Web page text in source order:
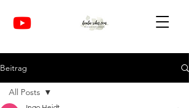
Beitrag
All Posts